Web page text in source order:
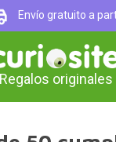
Envío gratuito a
Regalos originales